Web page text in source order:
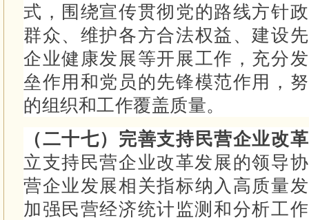
式，围绕宣传贯彻党的路线方针
群众、维护各方合法权益、建设
企业健康发展等开展工作，充分
垒作用和党员的先锋模范作用，
的组织和工作覆盖质量。
（二十七）完善支持民营企业改
立支持民营企业改革发展的领导
营企业发展相关指标纳入高质量
加强民营经济统计监测和分析工